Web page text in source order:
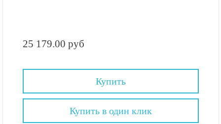
25 179.00 руб
Купить
Купить в один клик